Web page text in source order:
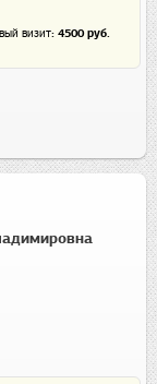
визит: 4500 руб.